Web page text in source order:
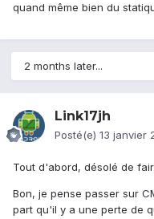
quand même bien du
2 months later...
Link17jh
Posté(e) 13 janvier
Tout d'abord, désolé de
Bon, je pense passer sur
part qu'il y a une perte de